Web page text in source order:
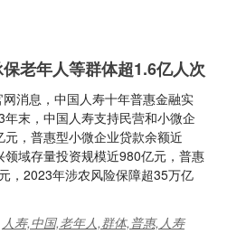
老年人等群体超1.6亿人次
消息，中国人寿十年普惠金融实
末，中国人寿支持民营和小微企
，普惠型小微企业贷款余额近
域存量投资规模近980亿元，普惠
，2023年涉农风险保障超35万亿
人寿,中国,老年人,群体,普惠,人寿